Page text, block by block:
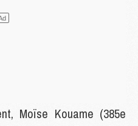
Moïse Kouame (385e